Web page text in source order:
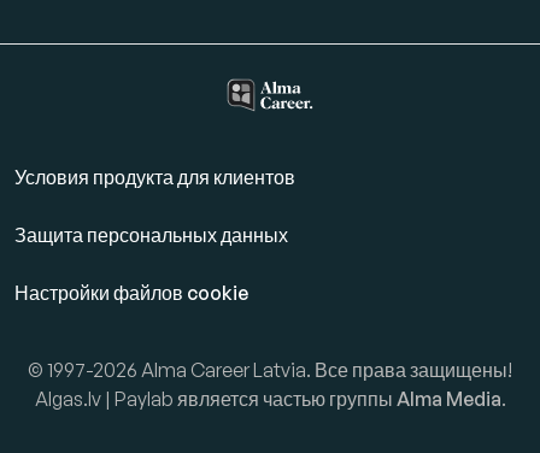
Условия продукта для клиентов
Защита персональных данных
Настройки файлов cookie
© 1997-2026 Alma Career Latvia. Все права защищены!
Algas.lv | Paylab является частью группы Alma Media.